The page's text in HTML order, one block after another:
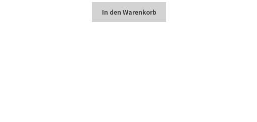
In den Warenkorb